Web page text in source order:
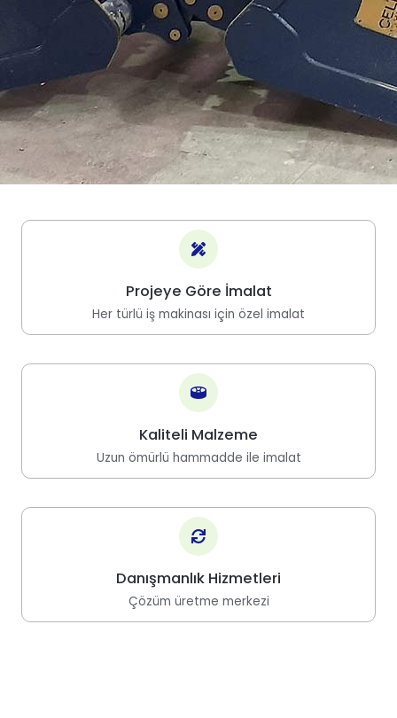
Projeye Göre İmalat
Her türlü iş makinası için özel imalat
Kaliteli Malzeme
Uzun ömürlü hammadde ile imalat
Danışmanlık Hizmetleri
Çözüm üretme merkezi